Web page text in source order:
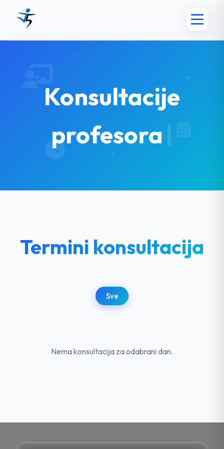
Konsultacije
profesora
Termini konsultacija
Sve
Nema konsultacija za odabrani dan.